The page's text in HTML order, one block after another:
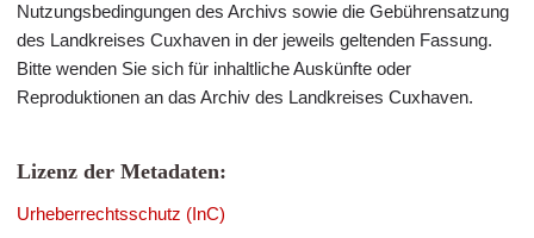
Nutzungsbedingungen des Archivs sowie die Gebührensatzung
des Landkreises Cuxhaven in der jeweils geltenden Fassung.
Bitte wenden Sie sich für inhaltliche Auskünfte oder
Reproduktionen an das Archiv des Landkreises Cuxhaven.
Lizenz der Metadaten:
Urheberrechtsschutz (InC)